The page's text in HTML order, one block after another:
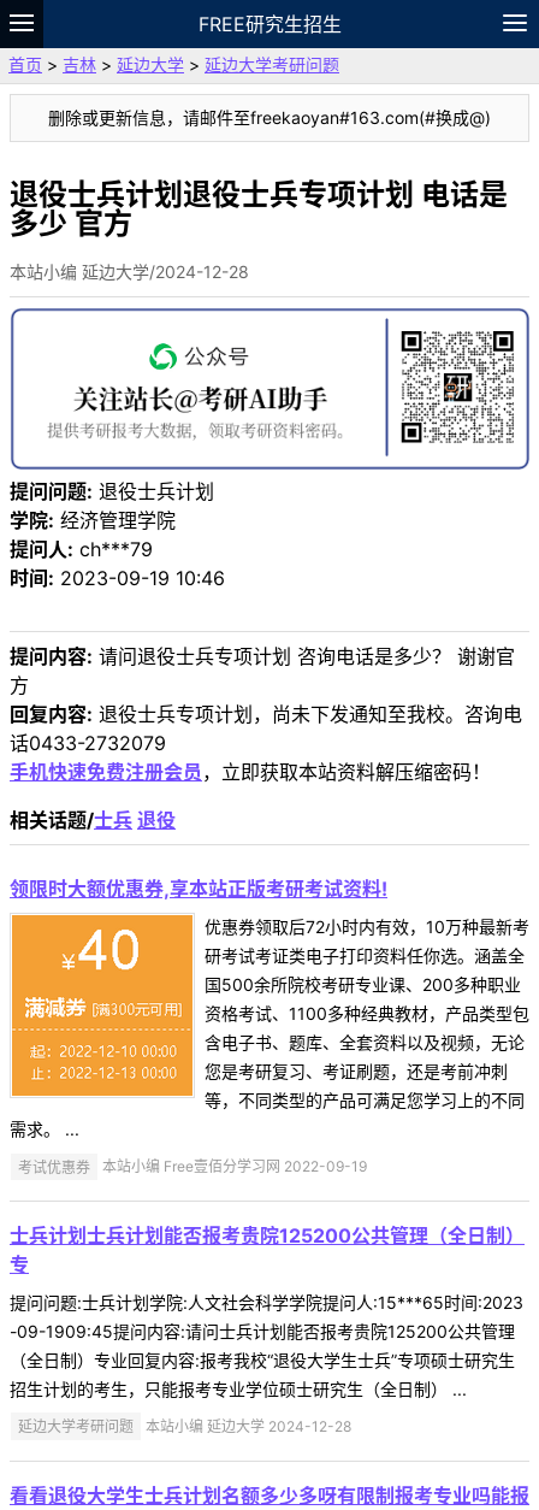
FREE研究生招生
题库
故事 专题 APP 笔记
VIP
资料
首页 > 吉林 > 延边大学 > 延边大学考研问题
删除或更新信息，请邮件至freekaoyan#163.com(#换成@)
退役士兵计划退役士兵专项计划 电话是
多少 官方
本站小编 延边大学/2024-12-28
提问问题: 退役士兵计划
学院: 经济管理学院
提问人: ch***79
时间: 2023-09-19 10:46
提问内容: 请问退役士兵专项计划 咨询电话是多少？ 谢谢官
方
回复内容: 退役士兵专项计划，尚未下发通知至我校。咨询电
话0433-2732079
手机快速免费注册会员 ，立即获取本站资料解压缩密码！
相关话题/士兵 退役
领限时大额优惠券,享本站正版考研考试资料!
优惠券领取后72小时内有效，10万种最新考
研考试考证类电子打印资料任你选。涵盖全
国500余所院校考研专业课、200多种职业
资格考试、1100多种经典教材，产品类型包
含电子书、题库、全套资料以及视频，无论
您是考研复习、考证刷题，还是考前冲刺
等，不同类型的产品可满足您学习上的不同
需求。 ...
考试优惠券 本站小编 Free壹佰分学习网 2022-09-19
士兵计划士兵计划能否报考贵院125200公共管理（全日制）
专
提问问题:士兵计划学院:人文社会科学学院提问人:15***65时间:2023
-09-1909:45提问内容:请问士兵计划能否报考贵院125200公共管理
（全日制）专业回复内容:报考我校“退役大学生士兵”专项硕士研究生
招生计划的考生，只能报考专业学位硕士研究生（全日制） ...
延边大学考研问题 本站小编 延边大学 2024-12-28
看看退役大学生士兵计划名额多少多呀有限制报考专业吗能报